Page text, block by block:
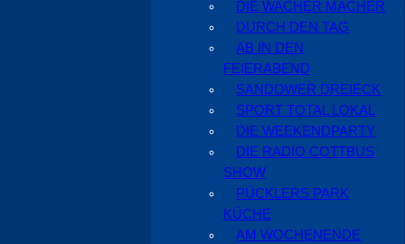
DIE WACHER MACHER
DURCH DEN TAG
AB IN DEN
FEIERABEND
SANDOWER DREIECK
SPORT TOTAL LOKAL
DIE WEEKENDPARTY
DIE RADIO COTTBUS
SHOW
PÜCKLERS PARK
KÜCHE
AM WOCHENENDE